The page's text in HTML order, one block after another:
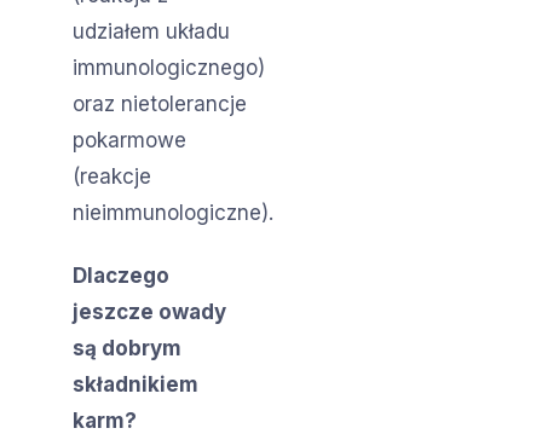
udziałem układu
immunologicznego)
oraz nietolerancje
pokarmowe
(reakcje
nieimmunologiczne).
Dlaczego
jeszcze owady
są dobrym
składnikiem
karm?